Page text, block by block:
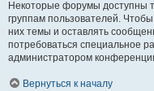
Некоторые форумы доступны
группам пользователей.
них темы и оставлять
потребоваться специальное
администратором
Вернуться к началу